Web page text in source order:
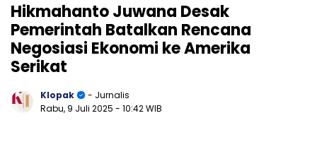
Hikmahanto Juwana Desak
Pemerintah Batalkan Rencana
Negosiasi Ekonomi ke Amerika
Serikat
Klopak
- Jurnalis
Rabu, 9 Juli 2025 - 10:42 WIB